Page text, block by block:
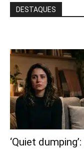
DESTAQUES
‘Quiet